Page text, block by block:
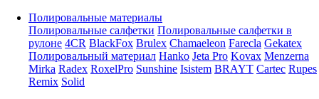
Полировальные материалы
Полировальные салфетки Полировальные салфетки в
рулоне 4CR BlackFox Brulex Chamaeleon Farecla Gekatex
Полировальный материал Hanko Jeta Pro Kovax Menzerna
Mirka Radex RoxelPro Sunshine Isistem BRAYT Cartec Rupes
Remix Solid